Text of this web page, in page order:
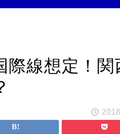
線想定！